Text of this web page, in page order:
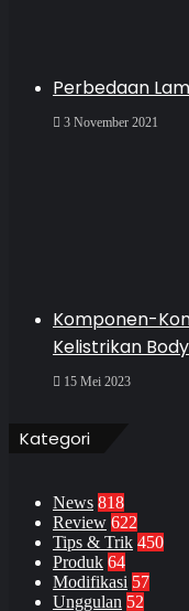
Perbedaan
3 November 2021
Komponen-
Kelistrikan
15 Mei 2023
Kategori
News 818
Review 622
Tips & Trik 450
Produk 64
Modifikasi 57
Unggulan 52